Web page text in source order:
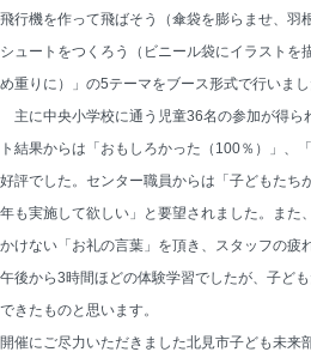
飛行機を作って飛ばそう（傘袋を膨らませ、羽
シュートをつくろう（ビニール袋にイラストを
め重りに）」の5テーマをブース形式で行いまし
主に中央小学校に通う児童36名の参加が得ら
ト結果からは「おもしろかった（100％）」、
好評でした。センター職員からは「子どもたち
年も実施して欲しい」と要望されました。また
かけない「お礼の言葉」を頂き、スタッフの疲
午後から3時間ほどの体験学習でしたが、子ど
できたものと思います。
開催にご尽力いただきました北見市子ども未来